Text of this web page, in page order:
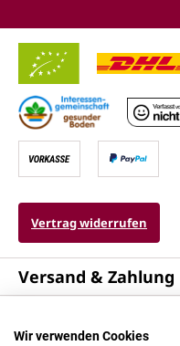
Vertrag widerrufen
Versand & Zahlung
Wir verwenden Cookies